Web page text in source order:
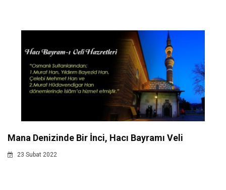
Mana Denizinde Bir İnci, Hacı Bayramı Veli
23 Subat 2022